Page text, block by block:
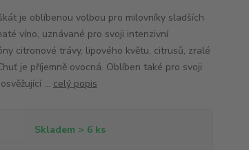
je oblíbenou volbou pro milovníky sladších
víno, uznávané pro svoji intenzivní
citronové trávy, lipového květu, citrusů, zralé
je příjemně ovocná. Oblíben také pro svoji
... celý popis
Skladem > 6 ks